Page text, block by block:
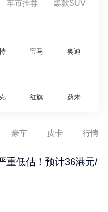
车市推荐 爆款SUV
宝马 奥迪
红旗 蔚来
豪车 皮卡 行情
重低估！预计36港元/